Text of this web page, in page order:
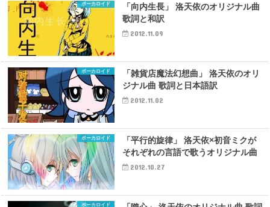
ボーカロイド
「向内生長」 洛天依のオリジナル曲
歌詞と和訳
2012.11.09
ボーカロイド
「雑貨店魔法幻想曲」 洛天依のオリ
ジナル曲 歌詞と日本語訳
2012.11.02
ボーカロイド
「平行的旋律」 洛天依×初音ミクが
それぞれの言語で歌うオリジナル曲
2012.10.27
ボーカロイド